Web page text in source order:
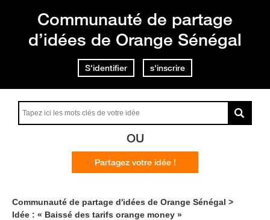
Communauté de partage
d’idées de Orange Sénégal
S'identifier s'inscrire
OU
Partagez votre idée !
Communauté de partage d'idées de Orange Sénégal
Idée : « Baissé des tarifs orange money »